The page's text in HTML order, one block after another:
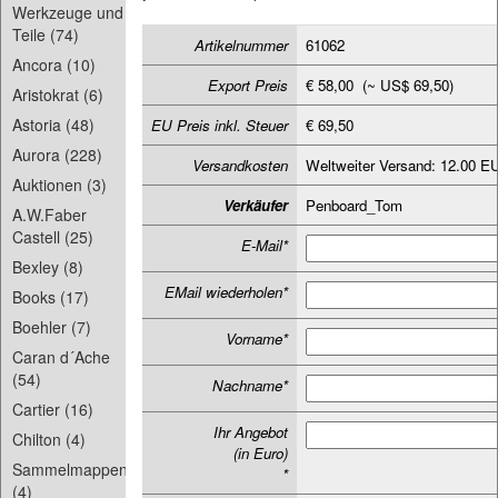
Werkzeuge und
Teile (74)
Ancora (10)
Aristokrat (6)
Astoria (48)
Aurora (228)
Auktionen (3)
A.W.Faber
Castell (25)
Bexley (8)
Books (17)
Boehler (7)
Caran d´Ache
(54)
Cartier (16)
Chilton (4)
Sammelmappen
(4)
Artikelnummer
61062
Export Preis
€ 58,00 (~ US$ 69,50)
EU Preis inkl. Steuer
€ 69,50
Versandkosten
Weltweiter Versand: 12.00
Verkäufer
Penboard_Tom
E-Mail*
EMail wiederholen*
Vorname*
Nachname*
Ihr Angebot
(in Euro)
*